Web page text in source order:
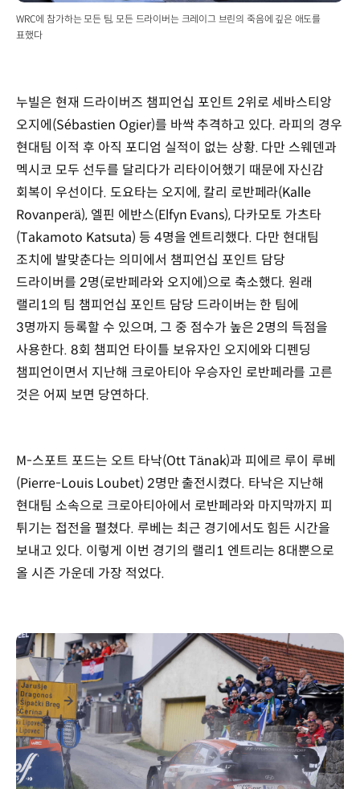
WRC에 참가하는 모든 팀, 모든 드라이버는 크레이그 브린의 죽음에 깊은 애도를
표했다
누빌은 현재 드라이버즈 챔피언십 포인트 2위로 세바스티앙
오지에(Sébastien Ogier)를 바싹 추격하고 있다. 라피의 경우
현대팀 이적 후 아직 포디엄 실적이 없는 상황. 다만 스웨덴과
멕시코 모두 선두를 달리다가 리타이어했기 때문에 자신감
회복이 우선이다. 도요타는 오지에, 칼리 로반페라(Kalle
Rovanperä), 엘핀 에반스(Elfyn Evans), 다카모토 가츠타
(Takamoto Katsuta) 등 4명을 엔트리했다. 다만 현대팀
조치에 발맞춘다는 의미에서 챔피언십 포인트 담당
드라이버를 2명(로반페라와 오지에)으로 축소했다. 원래
랠리1의 팀 챔피언십 포인트 담당 드라이버는 한 팀에
3명까지 등록할 수 있으며, 그 중 점수가 높은 2명의 득점을
사용한다. 8회 챔피언 타이틀 보유자인 오지에와 디펜딩
챔피언이면서 지난해 크로아티아 우승자인 로반페라를 고른
것은 어찌 보면 당연하다.
M-스포트 포드는 오트 타낙(Ott Tänak)과 피에르 루이 루베
(Pierre-Louis Loubet) 2명만 출전시켰다. 타낙은 지난해
현대팀 소속으로 크로아티아에서 로반페라와 마지막까지 피
튀기는 접전을 펼쳤다. 루베는 최근 경기에서도 힘든 시간을
보내고 있다. 이렇게 이번 경기의 랠리1 엔트리는 8대뿐으로
올 시즌 가운데 가장 적었다.